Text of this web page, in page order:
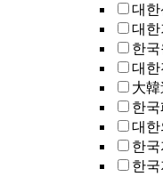
대한
대한
한국
대한
大
한
대한
한국
한